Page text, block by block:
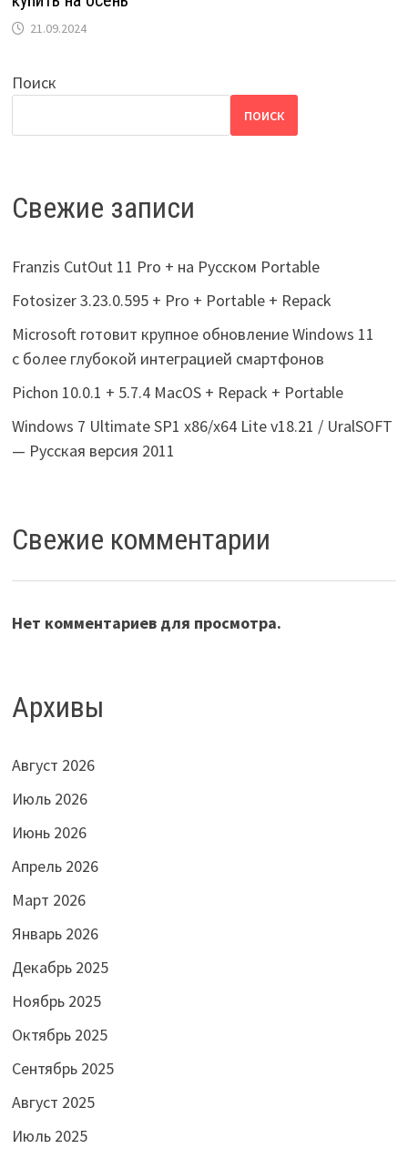
21.09.2024
Поиск
ПОИСК
Свежие записи
Franzis CutOut 11 Pro + на Русском Portable
Fotosizer 3.23.0.595 + Pro + Portable + Repack
Microsoft готовит крупное обновление Windows 11
с более глубокой интеграцией смартфонов
Pichon 10.0.1 + 5.7.4 MacOS + Repack + Portable
Windows 7 Ultimate SP1 x86/x64 Lite v18.21 / UralSOFT
— Русская версия 2011
Свежие комментарии
Нет комментариев для просмотра.
Архивы
Август 2026
Июль 2026
Июнь 2026
Апрель 2026
Март 2026
Январь 2026
Декабрь 2025
Ноябрь 2025
Октябрь 2025
Сентябрь 2025
Август 2025
Июль 2025